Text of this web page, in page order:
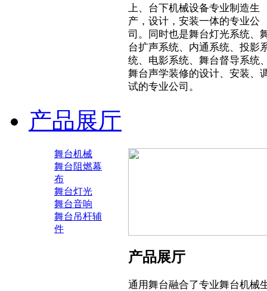
上、台下机械设备专业制造生
产，设计，安装一体的专业公
司。同时也是舞台灯光系统、
台扩声系统、内通系统、投影
统、电影系统、舞台督导系统
舞台声学装修的设计、安装、
试的专业公司。
产品展厅
舞台机械
舞台阻燃幕
布
舞台灯光
舞台音响
舞台吊杆辅
件
产品展厅
通用舞台融合了专业舞台机械